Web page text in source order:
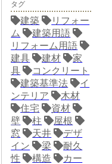
タグ
建築
リフォー
ム
建築用語
リフォーム用語
建具
建材
家
具
コンクリート
建築基準法
イ
ンテリア
木材
住宅
資材
壁
柱
屋根
窓
天井
デザ
イン
梁
耐久
性
構造
カー